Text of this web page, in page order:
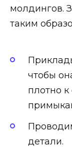
молдингов.
таким
чтобы
плотно
детали.